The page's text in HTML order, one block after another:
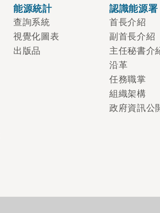
能源統計
查詢系統
視覺化圖表
出版品
認識能源署
首長介紹
副首長介紹
主任秘書介
沿革
任務職掌
組織架構
政府資訊公